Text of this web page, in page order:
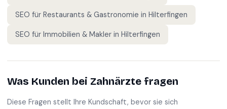
SEO für Restaurants & Gastronomie in Hilterfingen
SEO für Immobilien & Makler in Hilterfingen
Was Kunden bei Zahnärzte fragen
Diese Fragen stellt Ihre Kundschaft, bevor sie sich